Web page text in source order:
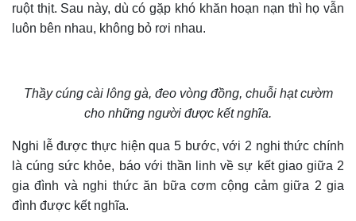
ruột thịt. Sau này, dù có gặp khó khăn hoạn nạn thì họ vẫn
luôn bên nhau, không bỏ rơi nhau.
Thầy cúng cài lông gà, đeo vòng đồng, chuỗi hạt cườm
cho những người được kết nghĩa.
Nghi lễ được thực hiện qua 5 bước, với 2 nghi thức chính
là cúng sức khỏe, báo với thần linh về sự kết giao giữa 2
gia đình và nghi thức ăn bữa cơm cộng cảm giữa 2 gia
đình được kết nghĩa.